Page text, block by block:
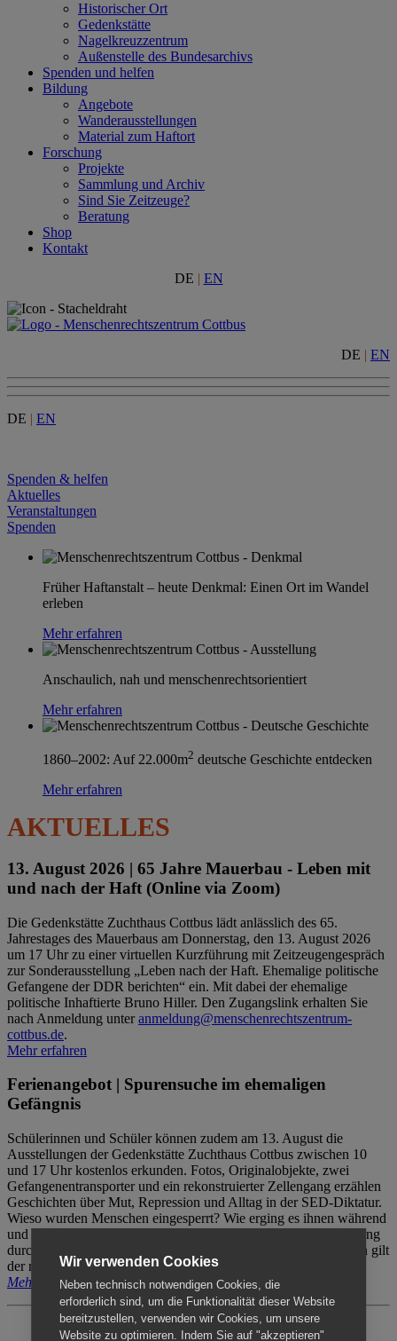
Historischer Ort
Gedenkstätte
Nagelkreuzzentrum
Außenstelle des Bundesarchivs
Spenden und helfen
Bildung
Angebote
Wanderausstellungen
Material zum Haftort
Forschung
Projekte
Sammlung und Archiv
Sind Sie Zeitzeuge?
Beratung
Shop
Kontakt
DE | EN
DE | EN
DE | EN
Spenden & helfen
Aktuelles
Veranstaltungen
Spenden
Früher Haftanstalt – heute Denkmal: Einen Ort im Wandel
erleben
Mehr erfahren
Anschaulich, nah und menschenrechtsorientiert
Mehr erfahren
1860–2002: Auf 22.000m2 deutsche Geschichte entdecken
Mehr erfahren
AKTUELLES
13. August 2026 | 65 Jahre Mauerbau - Leben mit
und nach der Haft (Online via Zoom)
Die Gedenkstätte Zuchthaus Cottbus lädt anlässlich des 65.
Jahrestages des Mauerbaus am Donnerstag, den 13. August 2026
um 17 Uhr zu einer virtuellen Kurzführung mit Zeitzeugengespräch
zur Sonderausstellung „Leben nach der Haft. Ehemalige politische
Gefangene der DDR berichten“ ein. Mit dabei der ehemalige
politische Inhaftierte Bruno Hiller. Den Zugangslink erhalten Sie
nach Anmeldung unteranmeldung@menschenrechtszentrum-
cottbus.de.
Mehr erfahren
Ferienangebot | Spurensuche im ehemaligen
Gefängnis
Schülerinnen und Schüler können zudem am 13. August die
Ausstellungen der Gedenkstätte Zuchthaus Cottbus zwischen 10
und 17 Uhr kostenlos erkunden. Fotos, Originalobjekte, zwei
Gefangenentransporter und ein rekonstruierter Zellengang erzählen
Geschichten über Mut, Repression und Alltag in der SED-Diktatur.
Wieso wurden Menschen eingesperrt? Wie erging es ihnen während
und nach der Haft? Der Besuch erfolgt individuell ohne Betreuung
durch das Menschenrechtszentrum Cottbus. Für Begleitpersonen gilt
der reguläre Eintritt (8€ / ermäßigt 5€).
Mehr erfahren
Wir verwenden Cookies
Neben technisch notwendigen Cookies, die
erforderlich sind, um die Funktionalität dieser Website
bereitzustellen, verwenden wir Cookies, um unsere
Website zu optimieren. Indem Sie auf "akzeptieren"